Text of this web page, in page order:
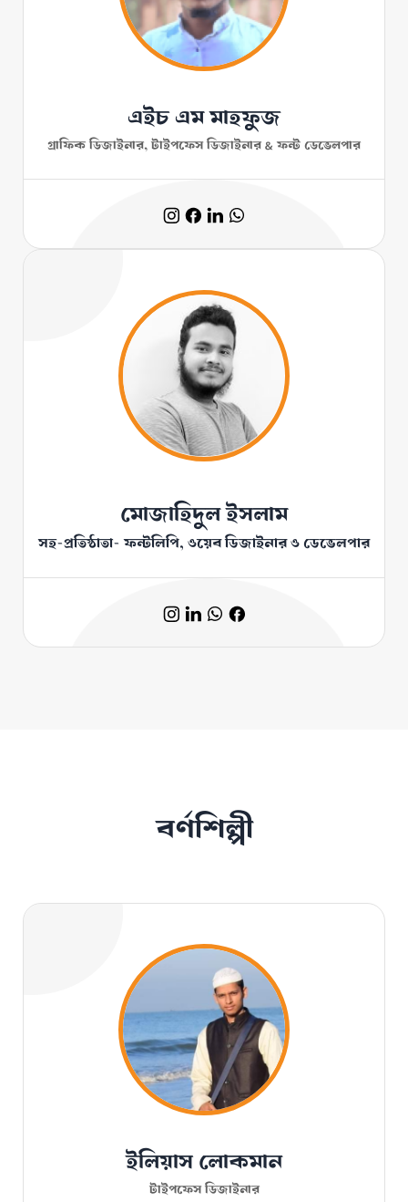
এইচ এম মাহফুজ
গ্রাফিক ডিজাইনার, টাইপফেস ডিজাইনার & ফন্ট ডেভেলপার
মোজাহিদুল ইসলাম
সহ-প্রতিষ্ঠাতা- ফন্টলিপি, ওয়েব ডিজাইনার ও ডেভেলপার
বর্ণশিল্পী
ইলিয়াস লোকমান
টাইপফেস ডিজাইনার